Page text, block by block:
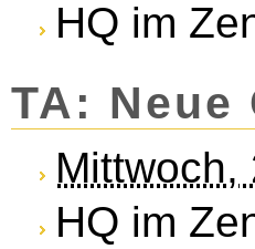
HQ im
TA: Neue
Mittwoch,
HQ im